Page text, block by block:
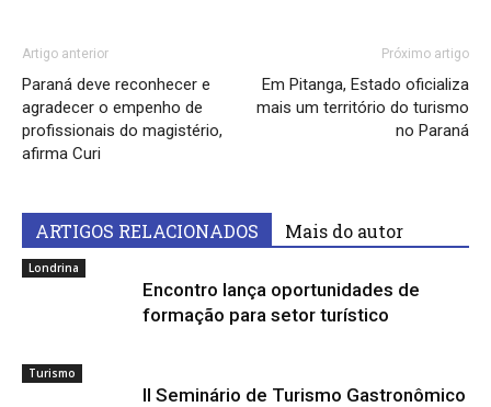
Artigo anterior
Paraná deve reconhecer e
agradecer o empenho de
profissionais do magistério,
afirma Curi
Próximo artigo
Em Pitanga, Estado oficializa
mais um território do turismo
no Paraná
ARTIGOS RELACIONADOS Mais do autor
Londrina
Encontro lança oportunidades de
formação para setor turístico
Turismo
II Seminário de Turismo Gastronômico